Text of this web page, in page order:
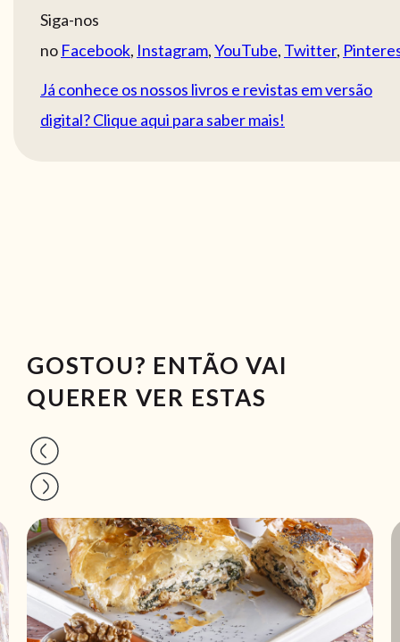
Siga-nos
no Facebook, Instagram,YouTube, Twitter,
Já conhece os nossos livros e revistas em versão
digital? Clique aqui para saber mais!
GOSTOU? ENTÃO VAI
QUERER VER ESTAS